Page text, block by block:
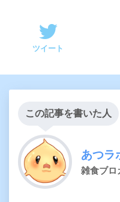
ツイート
この記事を書いた人
あつラ
雑食ブロ